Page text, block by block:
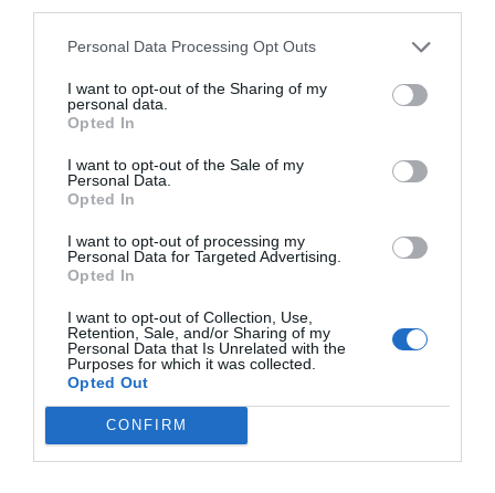
Personal Data Processing Opt Outs
I want to opt-out of the Sharing of my
personal data.
Opted In
I want to opt-out of the Sale of my
Personal Data.
Opted In
I want to opt-out of processing my
Personal Data for Targeted Advertising.
Opted In
I want to opt-out of Collection, Use,
Retention, Sale, and/or Sharing of my
Personal Data that Is Unrelated with the
Purposes for which it was collected.
Opted Out
CONFIRM
2Playbook Club
¡Haz click aquí y accede sin límites a contenidos